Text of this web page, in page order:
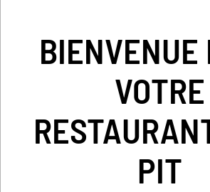
BIENVENUE
VOTRE
PIT